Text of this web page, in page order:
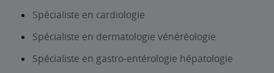
Spécialiste en cardiologie
Spécialiste en dermatologie vénéréologie
Spécialiste en gastro-entérologie hépatologie